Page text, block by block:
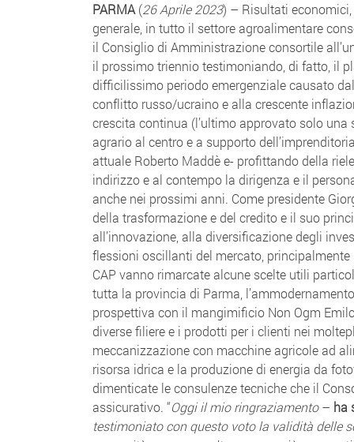
PARMA (26 Aprile 2023) – Risultati
generale, in tutto il settore agroalimentare
il Consiglio di Amministrazione consortile
il prossimo triennio testimoniando, di fatto, il
difficilissimo periodo emergenziale causato
conflitto russo/ucraino e alla crescente
crescita continua (l’ultimo approvato solo
agrario al centro e a supporto
attuale Roberto Maddè e- profittando della
indirizzo e al contempo la dirigenza e il
anche nei prossimi anni. Come presidente
della trasformazione e del credito e il suo
all’innovazione, alla diversificazione degli
flessioni oscillanti del mercato,
CAP vanno rimarcate alcune scelte utili
tutta la provincia di Parma,
prospettiva con il mangimificio Non Ogm
diverse filiere e i prodotti per i clienti nei
meccanizzazione con macchine agricole ad
risorsa idrica e la produzione di energia da
dimenticate le consulenze tecniche che il
assicurativo. “Oggi il mio ringraziamento– ha
testimoniato con questo voto la validità delle